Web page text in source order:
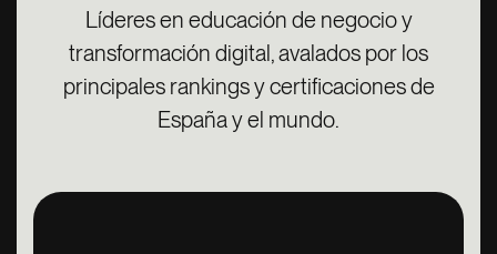
Líderes en educación de negocio y
transformación digital, avalados por los
principales rankings y certificaciones de
España y el mundo.